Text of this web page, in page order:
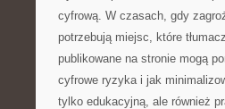
cyfrową. W czasach, gdy
potrzebują miejsc, które
publikowane na stronie mogą
cyfrowe ryzyka i jak
tylko edukacyjną, ale również